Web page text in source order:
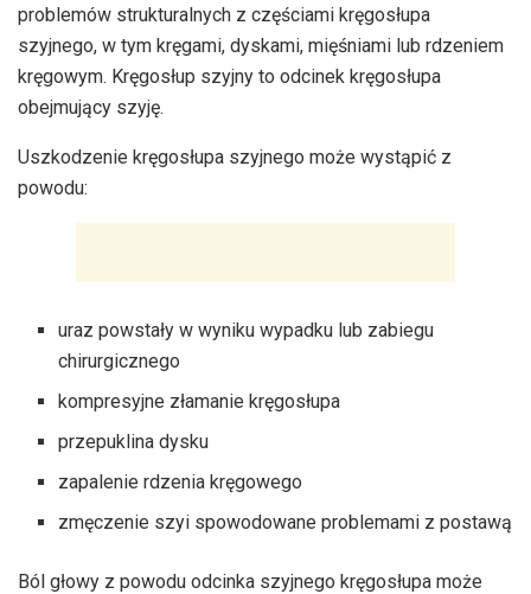
problemów strukturalnych z częściami kręgosłupa
szyjnego, w tym kręgami, dyskami, mięśniami lub rdzeniem
kręgowym. Kręgosłup szyjny to odcinek kręgosłupa
obejmujący szyję.
Uszkodzenie kręgosłupa szyjnego może wystąpić z
powodu:
uraz powstały w wyniku wypadku lub zabiegu
chirurgicznego
kompresyjne złamanie kręgosłupa
przepuklina dysku
zapalenie rdzenia kręgowego
zmęczenie szyi spowodowane problemami z postawą
Ból głowy z powodu odcinka szyjnego kręgosłupa może